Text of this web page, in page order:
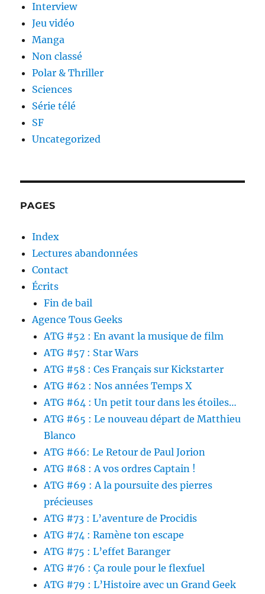
Interview
Jeu vidéo
Manga
Non classé
Polar & Thriller
Sciences
Série télé
SF
Uncategorized
PAGES
Index
Lectures abandonnées
Contact
Écrits
Fin de bail
Agence Tous Geeks
ATG #52 : En avant la musique de film
ATG #57 : Star Wars
ATG #58 : Ces Français sur Kickstarter
ATG #62 : Nos années Temps X
ATG #64 : Un petit tour dans les étoiles…
ATG #65 : Le nouveau départ de Matthieu
Blanco
ATG #66: Le Retour de Paul Jorion
ATG #68 : A vos ordres Captain !
ATG #69 : A la poursuite des pierres
précieuses
ATG #73 : L’aventure de Procidis
ATG #74 : Ramène ton escape
ATG #75 : L’effet Baranger
ATG #76 : Ça roule pour le flexfuel
ATG #79 : L’Histoire avec un Grand Geek